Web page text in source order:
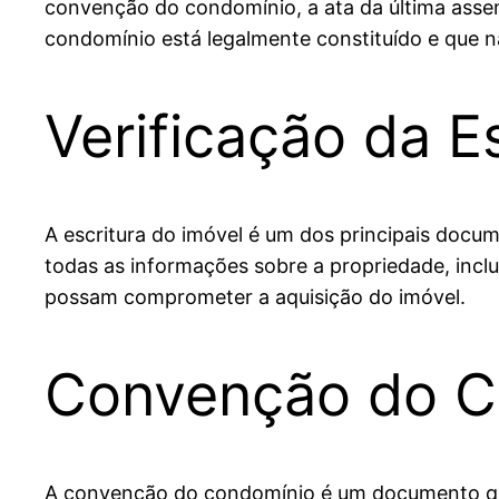
convenção do condomínio, a ata da última
condomínio está legalmente constituído e que
Verificação da
A escritura do imóvel é um dos principais
todas as informações sobre a propriedade,
possam comprometer a aquisição do imóvel.
Convenção do
A convenção do condomínio é um documento